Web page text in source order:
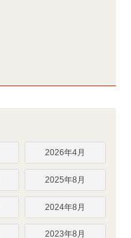
2026年4月
2025年8月
2024年8月
2023年8月